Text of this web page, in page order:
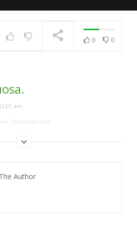
0 0
am
Uncategorized
Author